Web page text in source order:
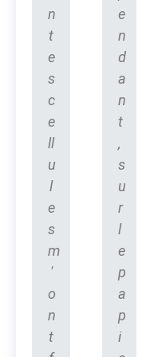
n
t
e
s
c
e
ll
u
l
e
s
m
'
o
n
t
e
n
d
a
n
t
,
s
u
r
l
e
p
a
p
i